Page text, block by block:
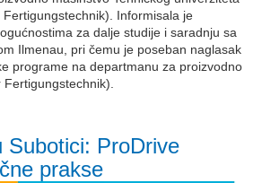
Informisala je
za dalje studije i saradnju sa
Ilmenau, pri čemu je poseban naglasak
programe na departmanu za proizvodno
Subotici: ProDrive
prakse